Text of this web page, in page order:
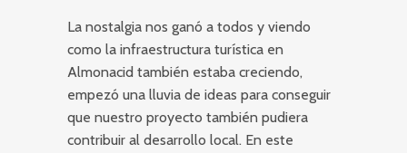
La nostalgia nos ganó a todos y viendo
como la infraestructura turística en
Almonacid también estaba creciendo,
empezó una lluvia de ideas para conseguir
que nuestro proyecto también pudiera
contribuir al desarrollo local. En este